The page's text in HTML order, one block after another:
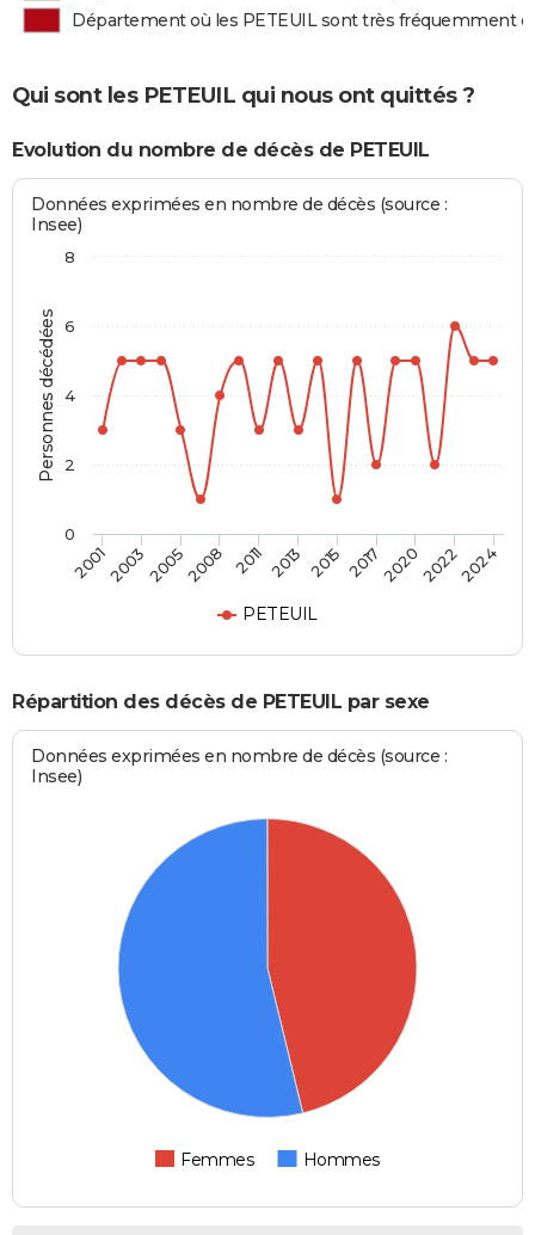
Département où les PETEUIL sont très fréquemment
Qui sont les PETEUIL qui nous ont quittés ?
Evolution du nombre de décès de PETEUIL
Personnes décédées
Données exprimées en nombre de décès (source :
Insee)
PETEUIL
2001200320052008 2011 2013 2015 2017202020222024
0
2
4
6
8
Répartition des décès de PETEUIL par sexe
Données exprimées en nombre de décès (source :
Insee)
Femmes Hommes